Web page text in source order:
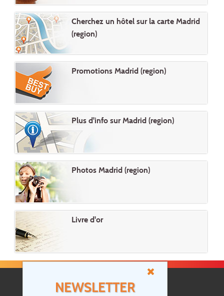
NEWSLETTER
Cherchez un hôtel sur la carte Madrid
(region)
Promotions Madrid (region)
Plus d'info sur Madrid (region)
Photos Madrid (region)
Livre d'or